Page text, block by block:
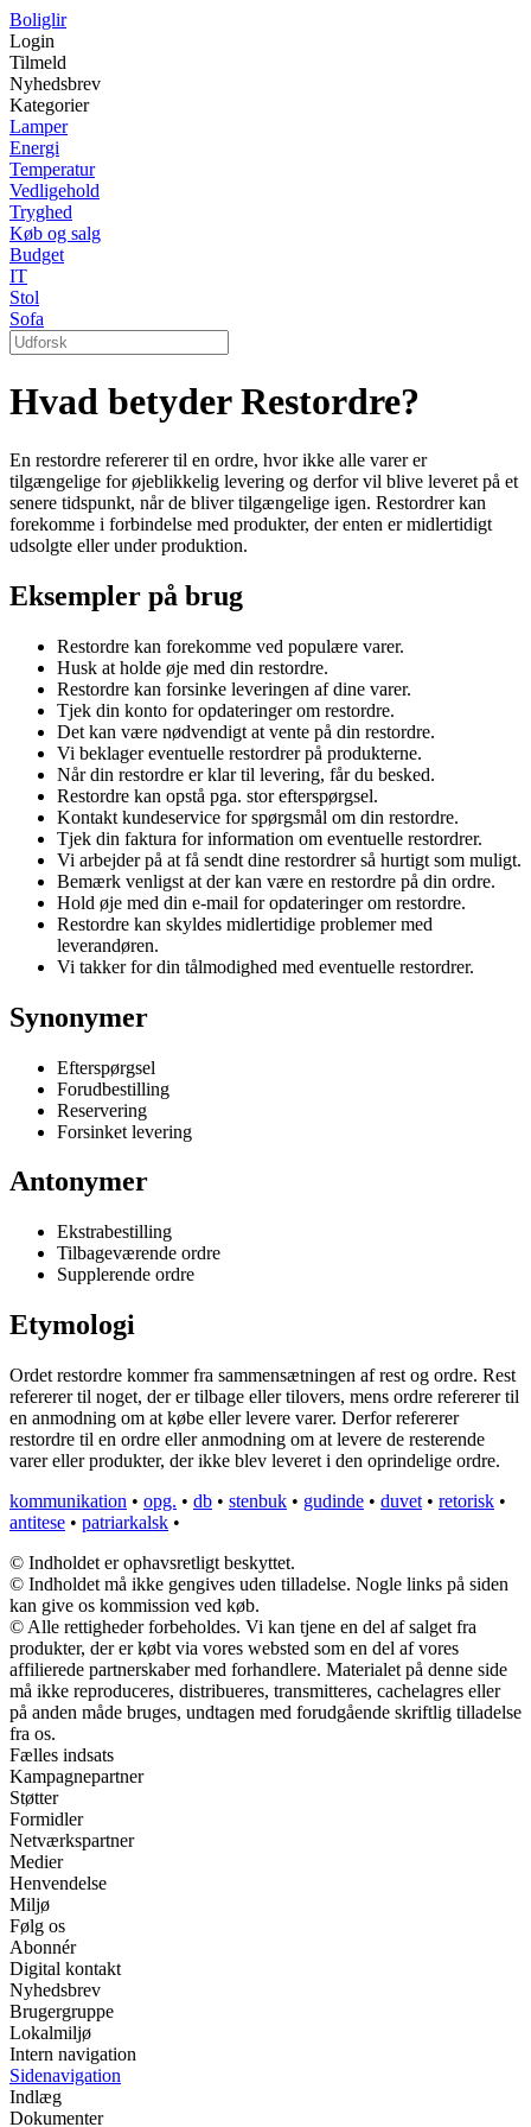
Boliglir
Login
Tilmeld
Nyhedsbrev
Kategorier
Lamper
Energi
Temperatur
Vedligehold
Tryghed
Køb og salg
Budget
IT
Stol
Sofa
Hvad betyder Restordre?
En restordre refererer til en ordre, hvor ikke alle varer er
tilgængelige for øjeblikkelig levering og derfor vil blive leveret på et
senere tidspunkt, når de bliver tilgængelige igen. Restordrer kan
forekomme i forbindelse med produkter, der enten er midlertidigt
udsolgte eller under produktion.
Eksempler på brug
Restordre kan forekomme ved populære varer.
Husk at holde øje med din restordre.
Restordre kan forsinke leveringen af dine varer.
Tjek din konto for opdateringer om restordre.
Det kan være nødvendigt at vente på din restordre.
Vi beklager eventuelle restordrer på produkterne.
Når din restordre er klar til levering, får du besked.
Restordre kan opstå pga. stor efterspørgsel.
Kontakt kundeservice for spørgsmål om din restordre.
Tjek din faktura for information om eventuelle restordrer.
Vi arbejder på at få sendt dine restordrer så hurtigt som muligt.
Bemærk venligst at der kan være en restordre på din ordre.
Hold øje med din e-mail for opdateringer om restordre.
Restordre kan skyldes midlertidige problemer med
leverandøren.
Vi takker for din tålmodighed med eventuelle restordrer.
Synonymer
Efterspørgsel
Forudbestilling
Reservering
Forsinket levering
Antonymer
Ekstrabestilling
Tilbageværende ordre
Supplerende ordre
Etymologi
Ordet restordre kommer fra sammensætningen af rest og ordre. Rest
refererer til noget, der er tilbage eller tilovers, mens ordre refererer til
en anmodning om at købe eller levere varer. Derfor refererer
restordre til en ordre eller anmodning om at levere de resterende
varer eller produkter, der ikke blev leveret i den oprindelige ordre.
kommunikation • opg. • db • stenbuk • gudinde • duvet • retorisk •
antitese • patriarkalsk •
© Indholdet er ophavsretligt beskyttet.
© Indholdet må ikke gengives uden tilladelse. Nogle links på siden
kan give os kommission ved køb.
© Alle rettigheder forbeholdes. Vi kan tjene en del af salget fra
produkter, der er købt via vores websted som en del af vores
affilierede partnerskaber med forhandlere. Materialet på denne side
må ikke reproduceres, distribueres, transmitteres, cachelagres eller
på anden måde bruges, undtagen med forudgående skriftlig tilladelse
fra os.
Fælles indsats
Kampagnepartner
Støtter
Formidler
Netværkspartner
Medier
Henvendelse
Miljø
Følg os
Abonnér
Digital kontakt
Nyhedsbrev
Brugergruppe
Lokalmiljø
Intern navigation
Sidenavigation
Indlæg
Dokumenter